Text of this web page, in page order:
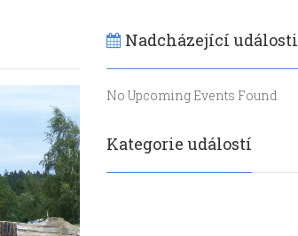
Nadcházející události
No Upcoming Events Found
Kategorie událostí